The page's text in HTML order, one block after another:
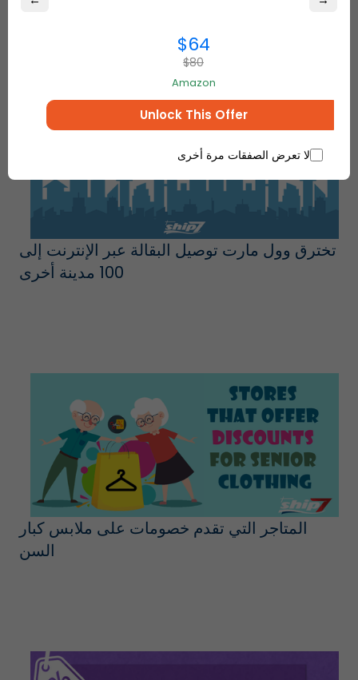
تخترق وول مارت توصيل البقالة عبر الإنترنت إلى
100 مدينة أخرى
المتاجر التي تقدم خصومات على ملابس كبار
السن
$64
$80
Amazon
Unlock This Offer
لا تعرض الصفقات مرة أخرى